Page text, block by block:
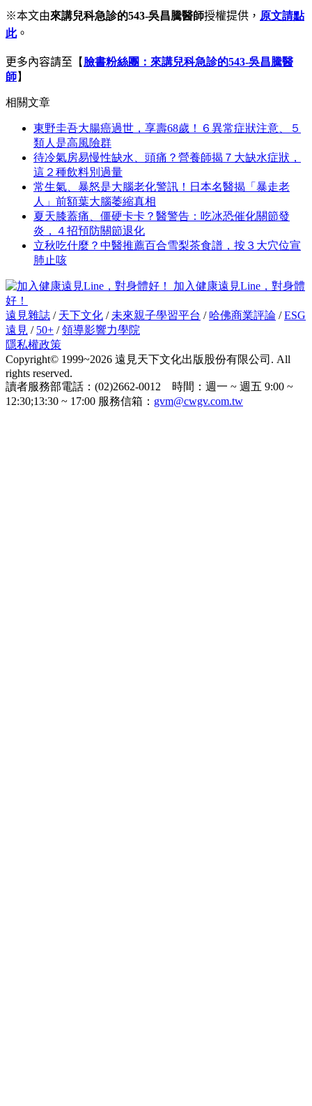
※本文由來講兒科急診的543-吳昌騰醫師授權提供， 原文請點
此。
更多內容請至 【 臉書粉絲團：來講兒科急診的543-吳昌騰醫
師】
相關文章
東野圭吾大腸癌過世，享壽68歲！６異常症狀注意、５
類人是高風險群
待冷氣房易慢性缺水、頭痛？營養師揭７大缺水症狀，
這２種飲料別過量
常生氣、暴怒是大腦老化警訊！日本名醫揭「暴走老
人」前額葉大腦萎縮真相
夏天膝蓋痛、僵硬卡卡？醫警告：吃冰恐催化關節發
炎，４招預防關節退化
立秋吃什麼？中醫推薦百合雪梨茶食譜，按３大穴位宣
肺止咳
加入健康遠見Line，對身體
好！
遠見雜誌 / 天下文化 / 未來親子學習平台 / 哈佛商業評論 /ESG
遠見 / 50+ /領導影響力學院
隱私權政策
Copyright© 1999~2026 遠見天下文化出版股份有限公司. All
rights reserved.
讀者服務部電話：(02)2662-0012 時間：週一 ~ 週五 9:00 ~
12:30;13:30 ~ 17:00 服務信箱： gvm@cwgv.com.tw